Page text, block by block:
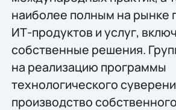
наиболее полным на рынке
ИТ-продуктов и услуг,
собственные решения.
на реализацию программы
технологического
производство